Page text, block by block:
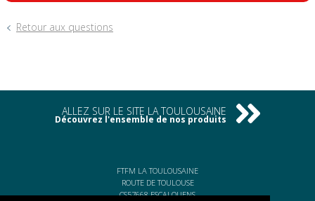
Retour aux questions
FTFM LA TOULOUSAINE
ROUTE DE TOULOUSE
CS57668 ESCALQUENS
ALLEZ SUR LE SITE LA TOULOUSAINE
Découvrez l'ensemble de nos produits